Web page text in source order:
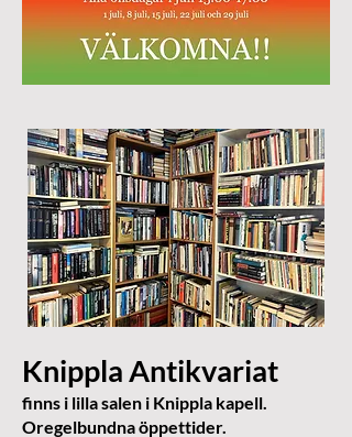
Knippla Antikvariat
finns i lilla salen i Knippla kapell.
Oregelbundna öppettider.